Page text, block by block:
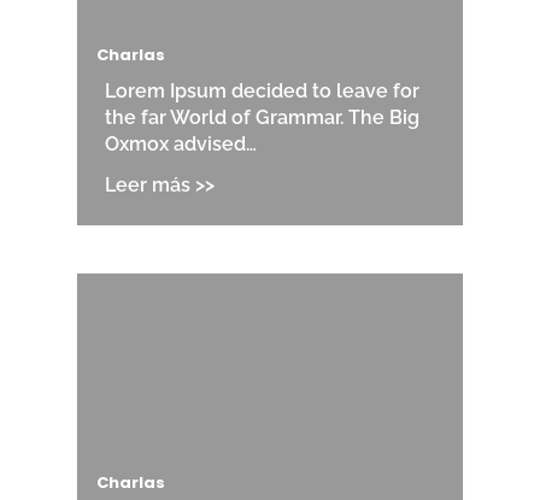
Charlas
Lorem Ipsum decided to leave for
the far World of Grammar. The Big
Oxmox advised…
Charlas